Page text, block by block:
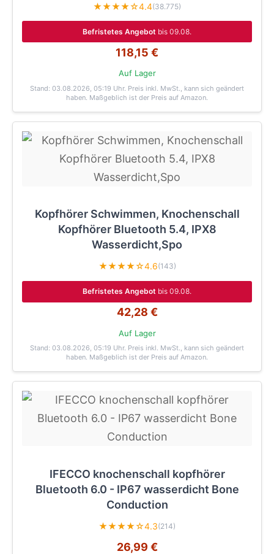
★★★★☆4.4(38.775)
Befristetes Angebot bis 09.08.
118,15 €
Auf Lager
Stand: 03.08.2026, 05:19 Uhr. Preis inkl. MwSt., kann sich geändert
haben. Maßgeblich ist der Preis auf Amazon.
Kopfhörer Schwimmen, Knochenschall
Kopfhörer Bluetooth 5.4, IPX8
Wasserdicht,Spo
★★★★☆4.6(143)
Befristetes Angebot bis 09.08.
42,28 €
Auf Lager
Stand: 03.08.2026, 05:19 Uhr. Preis inkl. MwSt., kann sich geändert
haben. Maßgeblich ist der Preis auf Amazon.
IFECCO knochenschall kopfhörer
Bluetooth 6.0 - IP67 wasserdicht Bone
Conduction
★★★★☆4.3(214)
26,99 €